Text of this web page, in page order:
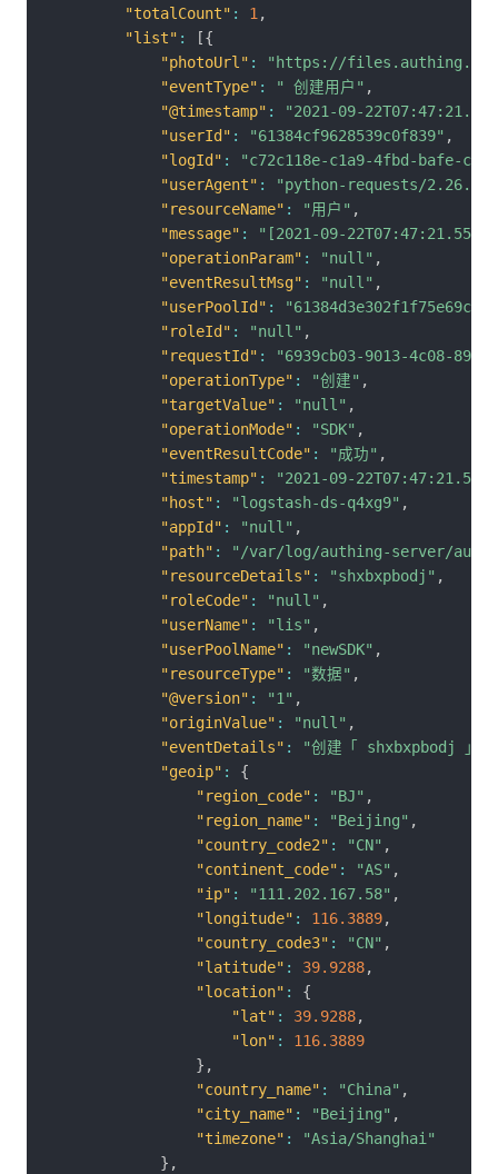
"totalCount" : 1,
"list" : [{
"photoUrl" :
"https://files.authing.co/
"eventType" : " 创建用户" ,
"@timestamp" :
"2021-09-
"userId" : "61384cf9628539c0f839" ,
"logId" :
"c72c118e-c1a9-4fbd-bafe-
"userAgent" : "python-requests/2.26.0"
"resourceName" : "用户" ,
"message" :
"[2021-09-22T07:47:21.559-
"operationParam" : "null" ,
"eventResultMsg" : "null" ,
"userPoolId" : "61384d3e302f1f75e69c"
"roleId" : "null" ,
"requestId" :
"6939cb03-9013-4c08-
"operationType" : "创建" ,
"targetValue" : "null" ,
"operationMode" : "SDK" ,
"eventResultCode" : "成功" ,
"timestamp" :
"2021-09-
"host" : "logstash-ds-q4xg9" ,
"appId" : "null" ,
"path" :
"/var/log/authing-server/
"resourceDetails" : "shxbxpbodj" ,
"roleCode" : "null" ,
"userName" : "lis" ,
"userPoolName" : "newSDK" ,
"resourceType" : "数据" ,
"@version" : "1" ,
"originValue" : "null" ,
"eventDetails" :
"创建「 shxbxpbodj 」
"geoip" :
{
"region_code" : "BJ" ,
"region_name" : "Beijing" ,
"country_code2" : "CN" ,
"continent_code" : "AS" ,
"ip" : "111.202.167.58" ,
"longitude" : 116.3889,
"country_code3" : "CN" ,
"latitude" : 39.9288,
"location" :
{
"lat" : 39.9288,
"lon" :
116.3889
} ,
"country_name" : "China" ,
"city_name" : "Beijing" ,
"timezone" :
"Asia/Shanghai"
} ,